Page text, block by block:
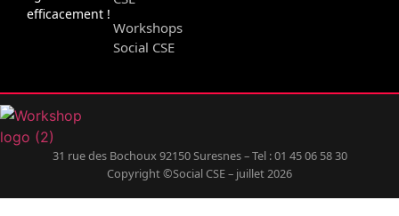
efficacement !
Workshops
Social CSE
31 rue des Bochoux 92150 Suresnes – Tel : 01 45 06 58 30
Copyright ©Social CSE – juillet 2026